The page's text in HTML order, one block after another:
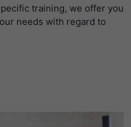
training, we offer you
needs with regard to